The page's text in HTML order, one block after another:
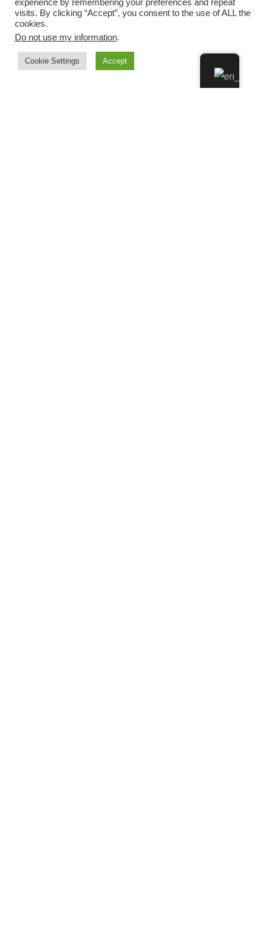
experience by remembering your preferences and repeat
visits. By clicking “Accept”, you consent to the use of ALL the
cookies.
Do not use my information.
Cookie Settings Accept